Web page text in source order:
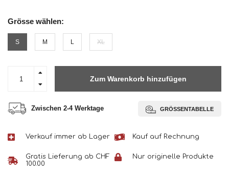
Grösse wählen:
S M XL
Zum Warenkorb hinzufügen
Zwischen 2-4 Werktage GRÖSSENTABELLE
Verkauf immer ab Lager Kauf auf Rechnung
Gratis Lieferung ab CHF
100.00
Nur originelle Produkte